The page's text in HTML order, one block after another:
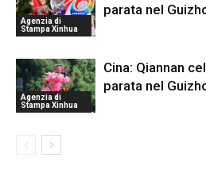
Agenzia di
Stampa Xinhua
parata nel
Agenzia di
Stampa Xinhua
Cina: Qiannan
parata nel